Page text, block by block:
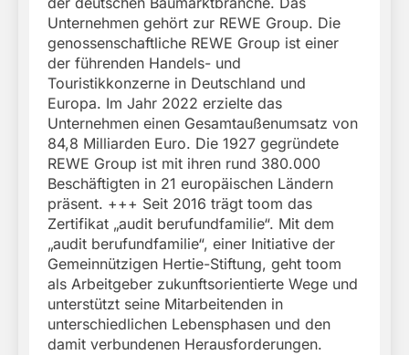
Unternehmen gehört zur REWE Group. Die
genossenschaftliche REWE Group ist einer
der führenden Handels- und
Touristikkonzerne in Deutschland und
Europa. Im Jahr 2022 erzielte das
Unternehmen einen Gesamtaußenumsatz von
84,8 Milliarden Euro. Die 1927 gegründete
REWE Group ist mit ihren rund 380.000
Beschäftigten in 21 europäischen Ländern
präsent. +++ Seit 2016 trägt toom das
Zertifikat „audit berufundfamilie“. Mit dem
„audit berufundfamilie“, einer Initiative der
Gemeinnützigen Hertie-Stiftung, geht toom
als Arbeitgeber zukunftsorientierte Wege und
unterstützt seine Mitarbeitenden in
unterschiedlichen Lebensphasen und den
damit verbundenen Herausforderungen.